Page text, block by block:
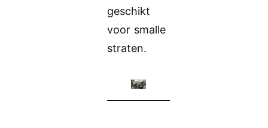
geschikt
voor smalle
straten.